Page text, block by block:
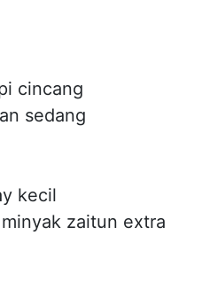
cincang
sedang
kecil
zaitun extra